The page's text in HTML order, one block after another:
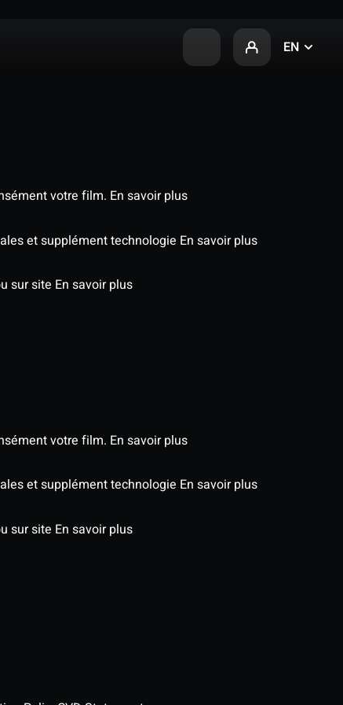
EN
votre film. En savoir plus
et supplément technologie En savoir plus
sur site En savoir plus
votre film. En savoir plus
et supplément technologie En savoir plus
sur site En savoir plus